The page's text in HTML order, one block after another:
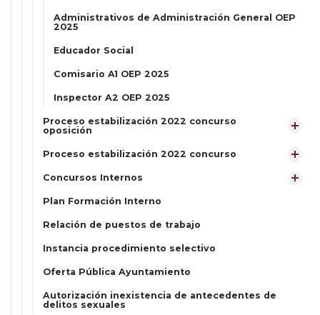
Administrativos de Administración General OEP
2025
Educador Social
Comisario A1 OEP 2025
Inspector A2 OEP 2025
Proceso estabilización 2022 concurso
oposición
Proceso estabilización 2022 concurso
Concursos Internos
Plan Formación Interno
Relación de puestos de trabajo
Instancia procedimiento selectivo
Oferta Pública Ayuntamiento
Autorización inexistencia de antecedentes de
delitos sexuales